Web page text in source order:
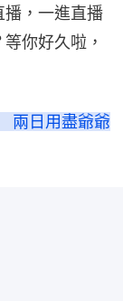
播，一進直播
你好久啦，
兩日用盡爺爺